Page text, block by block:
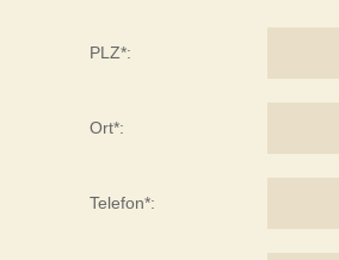
PLZ*:
Ort*:
Telefon*: